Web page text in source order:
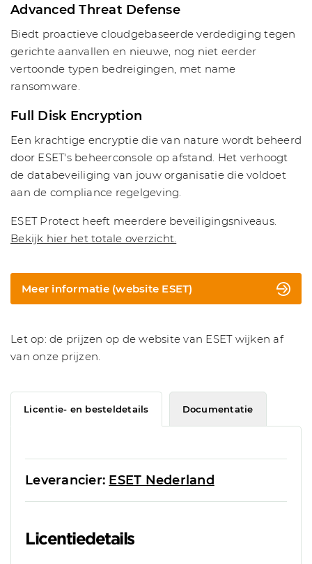
Advanced Threat Defense
Biedt proactieve cloudgebaseerde verdediging tegen
gerichte aanvallen en nieuwe, nog niet eerder
vertoonde typen bedreigingen, met name
ransomware.
Full Disk Encryption
Een krachtige encryptie die van nature wordt beheerd
door ESET's beheerconsole op afstand. Het verhoogt
de databeveiliging van jouw organisatie die voldoet
aan de compliance regelgeving.
ESET Protect heeft meerdere beveiligingsniveaus.
Bekijk hier het totale overzicht.
Meer informatie (website ESET)
Let op: de prijzen op de website van ESET wijken af
van onze prijzen.
Licentie- en besteldetails Documentatie
Leverancier: ESET Nederland
Licentiedetails